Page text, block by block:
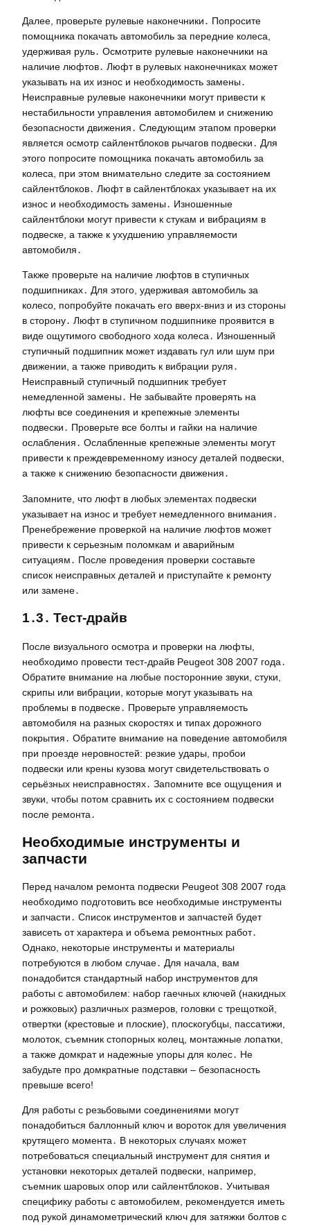
Далее, проверьте рулевые наконечники․ Попросите
помощника покачать автомобиль за передние колеса,
удерживая руль․ Осмотрите рулевые наконечники на
наличие люфтов․ Люфт в рулевых наконечниках может
указывать на их износ и необходимость замены․
Неисправные рулевые наконечники могут привести к
нестабильности управления автомобилем и снижению
безопасности движения․ Следующим этапом проверки
является осмотр сайлентблоков рычагов подвески․ Для
этого попросите помощника покачать автомобиль за
колеса, при этом внимательно следите за состоянием
сайлентблоков․ Люфт в сайлентблоках указывает на их
износ и необходимость замены․ Изношенные
сайлентблоки могут привести к стукам и вибрациям в
подвеске, а также к ухудшению управляемости
автомобиля․
Также проверьте на наличие люфтов в ступичных
подшипниках․ Для этого, удерживая автомобиль за
колесо, попробуйте покачать его вверх-вниз и из стороны
в сторону․ Люфт в ступичном подшипнике проявится в
виде ощутимого свободного хода колеса․ Изношенный
ступичный подшипник может издавать гул или шум при
движении, а также приводить к вибрации руля․
Неисправный ступичный подшипник требует
немедленной замены․ Не забывайте проверять на
люфты все соединения и крепежные элементы
подвески․ Проверьте все болты и гайки на наличие
ослабления․ Ослабленные крепежные элементы могут
привести к преждевременному износу деталей подвески,
а также к снижению безопасности движения․
Запомните, что люфт в любых элементах подвески
указывает на износ и требует немедленного внимания․
Пренебрежение проверкой на наличие люфтов может
привести к серьезным поломкам и аварийным
ситуациям․ После проведения проверки составьте
список неисправных деталей и приступайте к ремонту
или замене․
1․3․ Тест-драйв
После визуального осмотра и проверки на люфты,
необходимо провести тест-драйв Peugeot 308 2007 года․
Обратите внимание на любые посторонние звуки, стуки,
скрипы или вибрации, которые могут указывать на
проблемы в подвеске․ Проверьте управляемость
автомобиля на разных скоростях и типах дорожного
покрытия․ Обратите внимание на поведение автомобиля
при проезде неровностей: резкие удары, пробои
подвески или крены кузова могут свидетельствовать о
серьёзных неисправностях․ Запомните все ощущения и
звуки, чтобы потом сравнить их с состоянием подвески
после ремонта․
Необходимые инструменты и
запчасти
Перед началом ремонта подвески Peugeot 308 2007 года
необходимо подготовить все необходимые инструменты
и запчасти․ Список инструментов и запчастей будет
зависеть от характера и объема ремонтных работ․
Однако, некоторые инструменты и материалы
потребуются в любом случае․ Для начала, вам
понадобится стандартный набор инструментов для
работы с автомобилем: набор гаечных ключей (накидных
и рожковых) различных размеров, головки с трещоткой,
отвертки (крестовые и плоские), плоскогубцы, пассатижи,
молоток, съемник стопорных колец, монтажные лопатки,
а также домкрат и надежные упоры для колес․ Не
забудьте про домкратные подставки – безопасность
превыше всего!
Для работы с резьбовыми соединениями могут
понадобиться баллонный ключ и вороток для увеличения
крутящего момента․ В некоторых случаях может
потребоваться специальный инструмент для снятия и
установки некоторых деталей подвески, например,
съемник шаровых опор или сайлентблоков․ Учитывая
специфику работы с автомобилем, рекомендуется иметь
под рукой динамометрический ключ для затяжки болтов с